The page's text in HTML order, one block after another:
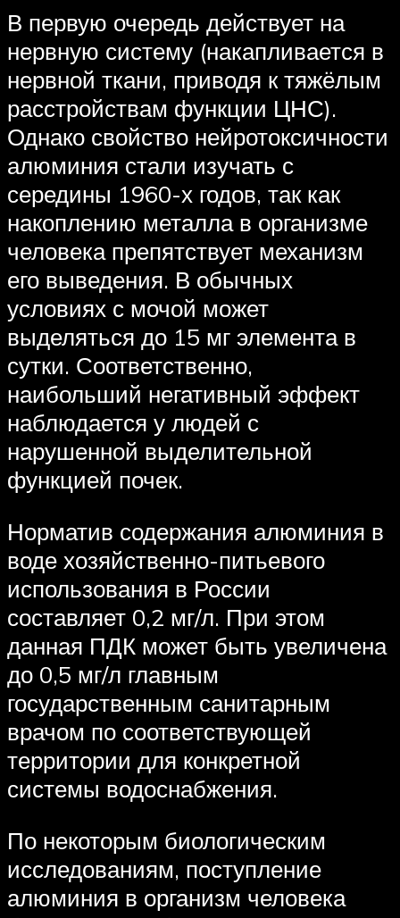
В первую очередь действует на
нервную систему (накапливается в
нервной ткани, приводя к тяжёлым
расстройствам функции ЦНС).
Однако свойство нейротоксичности
алюминия стали изучать с
середины 1960-х годов, так как
накоплению металла в организме
человека препятствует механизм
его выведения. В обычных
условиях с мочой может
выделяться до 15 мг элемента в
сутки. Соответственно,
наибольший негативный эффект
наблюдается у людей с
нарушенной выделительной
функцией почек.
Норматив содержания алюминия в
воде хозяйственно-питьевого
использования в России
составляет 0,2 мг/л. При этом
данная ПДК может быть увеличена
до 0,5 мг/л главным
государственным санитарным
врачом по соответствующей
территории для конкретной
системы водоснабжения.
По некоторым биологическим
исследованиям, поступление
алюминия в организм человека